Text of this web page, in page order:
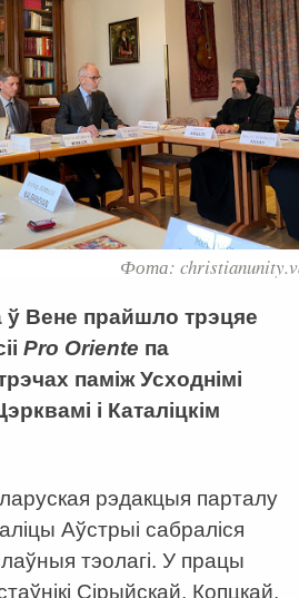
Фота:
ў Вене прайшло трэцяе
Pro Oriente па
паміж Усходнімі
і Каталіцкім
рэдакцыя парталу
Аўстрыі сабраліся
тэолагі. У працы
Сірыйскай, Копцкай,